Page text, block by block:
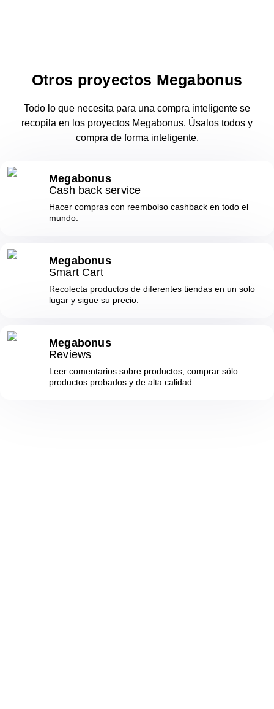
Otros proyectos Megabonus
Todo lo que necesita para una compra inteligente se
recopila en los proyectos Megabonus. Úsalos todos y
compra de forma inteligente.
Megabonus
Cash back service
Hacer compras con reembolso cashback en todo el
mundo.
Megabonus
Smart Cart
Recolecta productos de diferentes tiendas en un solo
lugar y sigue su precio.
Megabonus
Reviews
Leer comentarios sobre productos, comprar sólo
productos probados y de alta calidad.